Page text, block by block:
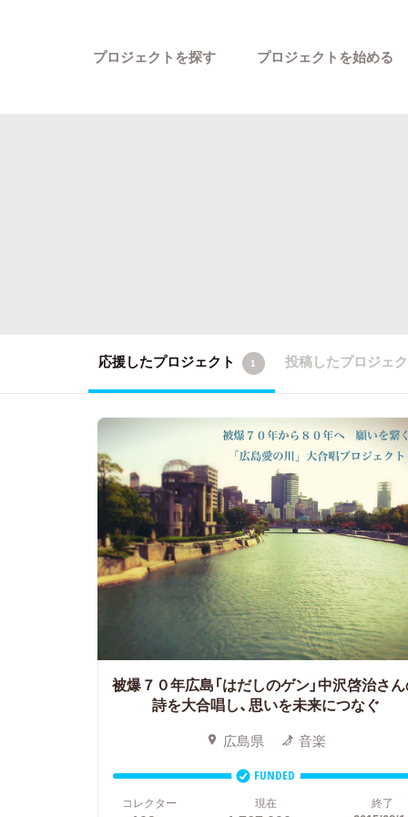
プロジェクトを探す プロジェクトを始める
応援したプロジェクト 1 投稿したプロジェ
被爆７０年広島「はだしのゲン」中沢啓治さ
詩を大合唱し、思いを未来につなぐ
広島県 音楽
FUNDED
コレクター
現在 終了